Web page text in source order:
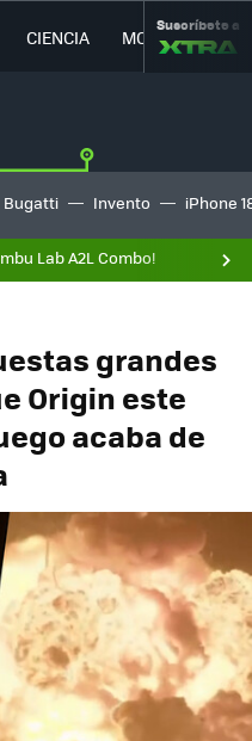
CIENCIA MOVILIDAD
Suscríbete a
Bugatti Invento iPhone
Lab A2L Combo!
grandes
Origin este
acaba de